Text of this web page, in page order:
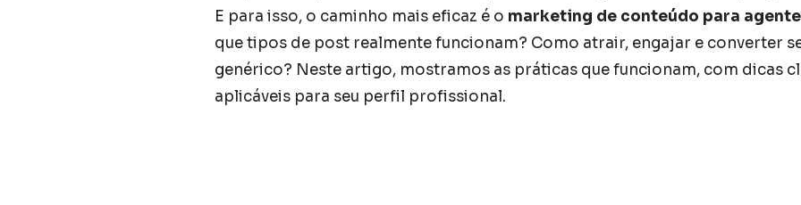
E para isso, o caminho mais eficaz é o marketing de conteúdo para
que tipos de post realmente funcionam? Como atrair, engajar e converter
genérico? Neste artigo, mostramos as práticas que funcionam, com dicas
aplicáveis para seu perfil profissional.